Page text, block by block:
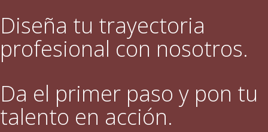
Diseña tu trayectoria
profesional con nosotros.
Da el primer paso y pon tu
talento en acción.